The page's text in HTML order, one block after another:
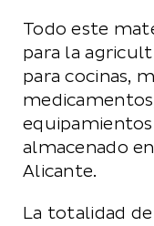
Todo este
para la
para cocinas,
almacenado
Alicante.
La totalidad